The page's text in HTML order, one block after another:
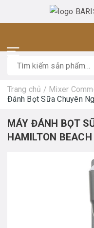
Trang chủ / Mixer
Đánh Bọt Sữa Chuyên
MÁY ĐÁNH BỌT
HAMILTON